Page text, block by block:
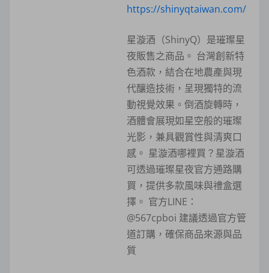
https://shinyqtaiwan.com/
星漩酒（ShinyQ）是璀璨星
夜販售之商品。 台灣創新特
色酒款，結合在地農產與現
代釀造技術，呈現獨特的流
動視覺效果。倒酒旋轉時，
酒體會展現如星空般的璀璨
光影，兼具觀賞性與清爽口
感。 星漩酒哪裡買？星漩酒
可透過璀璨星夜官方通路購
買，提供多款風味與禮盒選
擇。 官方LINE：
@567cpboi 建議透過官方管
道訂購，確保商品來源與品
質